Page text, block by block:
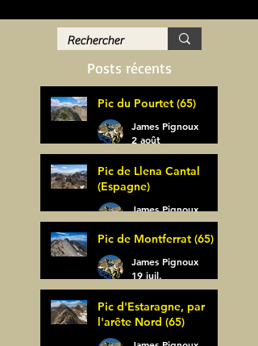
Posts récents
Pic du Pourtet (65)
James Pignoux
2 août
Pic de Llena Cantal
(Espagne)
James Pignoux
30 juil.
Pic de Montferrat (65)
James Pignoux
19 juil.
Pic d'Estaragne, par
l'arête Nord (65)